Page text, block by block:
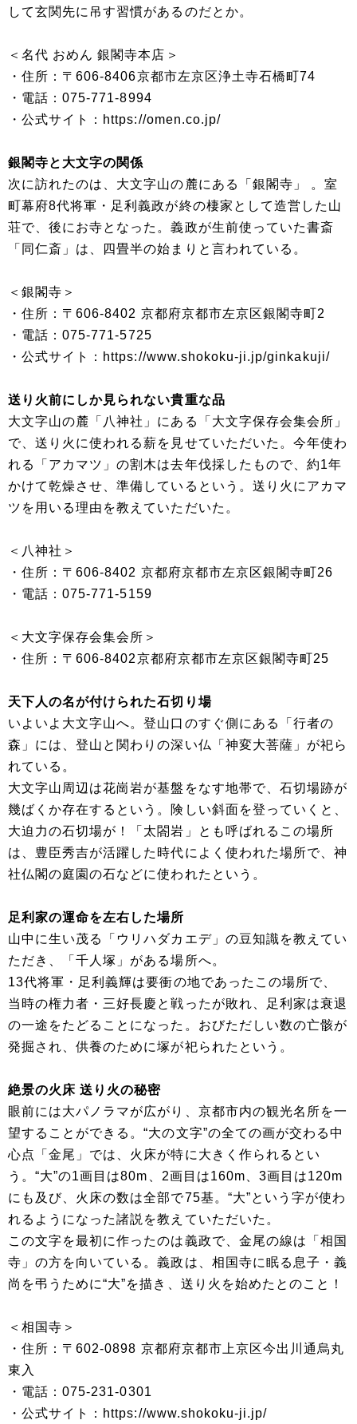
して玄関先に吊す習慣があるのだとか。
＜名代 おめん 銀閣寺本店＞
・住所：〒606-8406京都市左京区浄土寺石橋町74
・電話：075-771-8994
・公式サイト：https://omen.co.jp/
銀閣寺と大文字の関係
次に訪れたのは、大文字山の麓にある「銀閣寺」 。室
町幕府8代将軍・足利義政が終の棲家として造営した山
荘で、後にお寺となった。義政が生前使っていた書斎
「同仁斎」は、四畳半の始まりと言われている。
＜銀閣寺＞
・住所：〒606-8402 京都府京都市左京区銀閣寺町2
・電話：075-771-5725
・公式サイト：https://www.shokoku-ji.jp/ginkakuji/
送り火前にしか見られない貴重な品
大文字山の麓「八神社」にある「大文字保存会集会所」
で、送り火に使われる薪を見せていただいた。今年使わ
れる「アカマツ」の割木は去年伐採したもので、約1年
かけて乾燥させ、準備しているという。送り火にアカマ
ツを用いる理由を教えていただいた。
＜八神社＞
・住所：〒606-8402 京都府京都市左京区銀閣寺町26
・電話：075-771-5159
＜大文字保存会集会所＞
・住所：〒606-8402京都府京都市左京区銀閣寺町25
天下人の名が付けられた石切り場
いよいよ大文字山へ。登山口のすぐ側にある「行者の
森」には、登山と関わりの深い仏「神変大菩薩」が祀ら
れている。
大文字山周辺は花崗岩が基盤をなす地帯で、石切場跡が
幾ばくか存在するという。険しい斜面を登っていくと、
大迫力の石切場が！「太閤岩」とも呼ばれるこの場所
は、豊臣秀吉が活躍した時代によく使われた場所で、神
社仏閣の庭園の石などに使われたという。
足利家の運命を左右した場所
山中に生い茂る「ウリハダカエデ」の豆知識を教えてい
ただき、「千人塚」がある場所へ。
13代将軍・足利義輝は要衝の地であったこの場所で、
当時の権力者・三好長慶と戦ったが敗れ、足利家は衰退
の一途をたどることになった。おびただしい数の亡骸が
発掘され、供養のために塚が祀られたという。
絶景の火床 送り火の秘密
眼前には大パノラマが広がり、京都市内の観光名所を一
望することができる。“大の文字”の全ての画が交わる中
心点「金尾」では、火床が特に大きく作られるとい
う。“大”の1画目は80m、2画目は160m、3画目は120m
にも及び、火床の数は全部で75基。“大”という字が使わ
れるようになった諸説を教えていただいた。
この文字を最初に作ったのは義政で、金尾の線は「相国
寺」の方を向いている。義政は、相国寺に眠る息子・義
尚を弔うために“大”を描き、送り火を始めたとのこと！
＜相国寺＞
・住所：〒602-0898 京都府京都市上京区今出川通烏丸
東入
・電話：075-231-0301
・公式サイト：https://www.shokoku-ji.jp/